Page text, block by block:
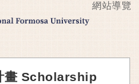
網站導覽
畫 Scholarship